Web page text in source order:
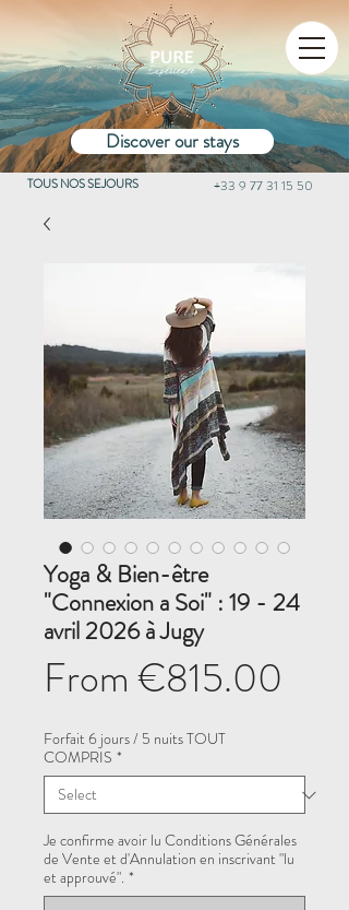
Discover our stays
+33 9 77 31 15 50
TOUS NOS SEJOURS
Yoga & Bien-être
"Connexion a Soi" : 19 - 24
avril 2026 à Jugy
From€815.00
Forfait 6 jours / 5 nuits TOUT
COMPRIS *
Je confirme avoir lu Conditions Générales
de Vente et d'Annulation en inscrivant "lu
et approuvé". *